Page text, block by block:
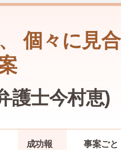
個々に見合
護士今村恵)
成功報
事案ごと